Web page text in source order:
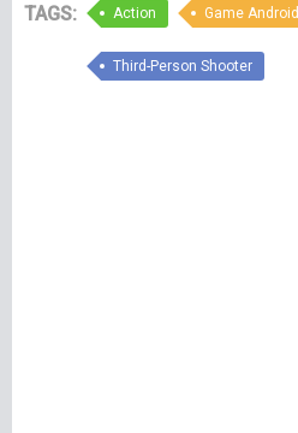
TAGS: Action Game Android
Third-Person Shooter